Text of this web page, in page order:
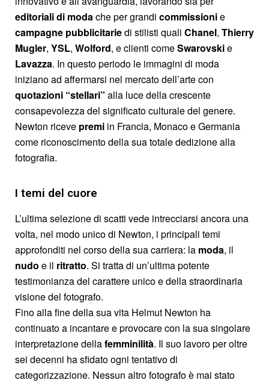
editoriali di modache per grandi commissionie
campagne pubblicitariedi stilisti quali Chanel, Thierry
Mugler, YSL, Wolford, e clienti comeSwarovskie
Lavazza. In questo periodo le immagini di moda
iniziano ad affermarsi nel mercato dell’arte con
quotazioni “stellari” alla luce della crescente
consapevolezza del significato culturale del genere.
Newton riceve premi in Francia, Monaco e Germania
come riconoscimento della sua totale dedizione alla
fotografia.
I temi del cuore
L’ultima selezione di scatti vede intrecciarsi ancora una
volta, nel modo unico di Newton, i principali temi
approfonditi nel corso della sua carriera: la moda, il
nudo e il ritratto. Si tratta di un’ultima potente
testimonianza del carattere unico e della straordinaria
visione del fotografo.
Fino alla fine della sua vita Helmut Newton ha
continuato a incantare e provocare con la sua singolare
interpretazione dellafemminilità. Il suo lavoro per oltre
sei decenni ha sfidato ogni tentativo di
categorizzazione. Nessun altro fotografo è mai stato